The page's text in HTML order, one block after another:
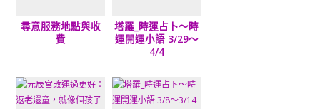
尋意服務地點與收
費
塔羅_時運占卜～時
運開運小語 3/29～
4/4